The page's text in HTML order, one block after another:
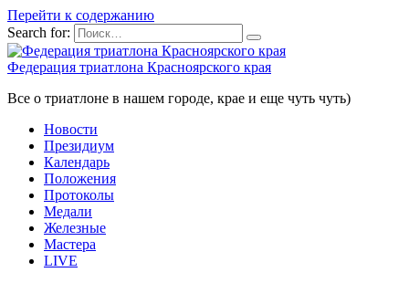
Перейти к содержанию
Search for:
Федерация триатлона Красноярского края
Все о триатлоне в нашем городе, крае и еще чуть чуть)
Новости
Президиум
Календарь
Положения
Протоколы
Медали
Железные
Мастера
LIVE